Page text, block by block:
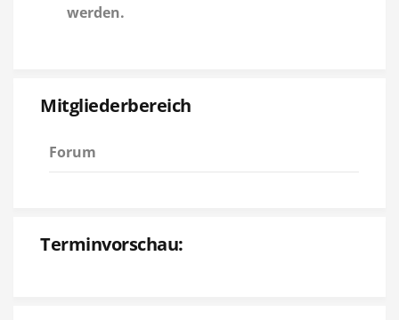
werden.
Mitgliederbereich
Forum
Terminvorschau: